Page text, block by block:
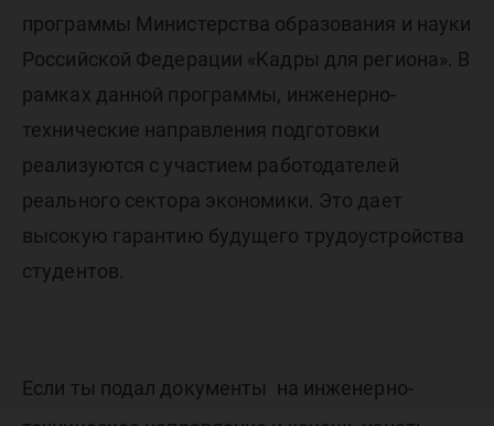
программы Министерства образования и науки
Российской Федерации «Кадры для региона». В
рамках данной программы, инженерно-
технические направления подготовки
реализуются с участием работодателей
реального сектора экономики. Это дает
высокую гарантию будущего трудоустройства
студентов.
Если ты подал документы на инженерно-